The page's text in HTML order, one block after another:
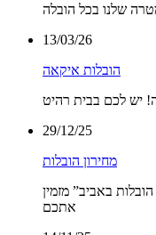
שלנו בכל הובלה
13/03/26
הובלות איקאה
יש לכם בבית רהיט
29/12/25
מחירון הובלות
לשנת 2026 “פורטל הובלות באביב” מזמין
אתכם